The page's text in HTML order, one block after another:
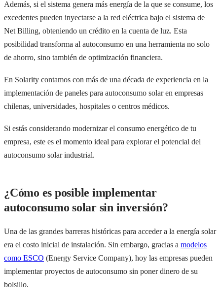
Además, si el sistema genera más energía de la que se consume, los
excedentes pueden inyectarse a la red eléctrica bajo el sistema de
Net Billing, obteniendo un crédito en la cuenta de luz. Esta
posibilidad transforma al autoconsumo en una herramienta no solo
de ahorro, sino también de optimización financiera.
En Solarity contamos con más de una década de experiencia en la
implementación de paneles para autoconsumo solar en empresas
chilenas, universidades, hospitales o centros médicos.
Si estás considerando modernizar el consumo energético de tu
empresa, este es el momento ideal para explorar el potencial del
autoconsumo solar industrial.
¿Cómo es posible implementar
autoconsumo solar sin inversión?
Una de las grandes barreras históricas para acceder a la energía solar
era el costo inicial de instalación. Sin embargo, gracias a modelos
como ESCO (Energy Service Company), hoy las empresas pueden
implementar proyectos de autoconsumo sin poner dinero de su
bolsillo.